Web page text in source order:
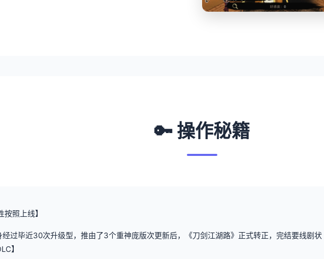
🔑 操作秘籍
按照上线】
经过毕近30次升级型，推由了3个重神庞版次更新后，《刀剑江湖路》正式转正，完结要线剧
】